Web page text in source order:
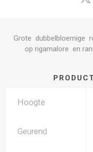
Grote dubbelbloemige
op rigamalore en
Hoogte
Geurend